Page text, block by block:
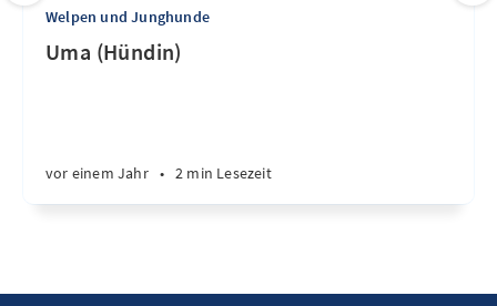
Welpen und Junghunde
Uma (Hündin)
vor einem Jahr • 2 min Lesezeit